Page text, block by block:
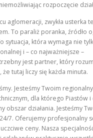
rozpoczęcie
aglomeracji, zwykła usterka
To paraliż poranka, źródło
sytuacja, która wymaga nie
i – co najważniejsze –
jest partner, który
że tutaj liczy się każda minuta.
Jesteśmy Twoim
dla którego Piastów i
obszar działania. Jesteśmy
7. Oferujemy profesjonalny
ceny. Nasza